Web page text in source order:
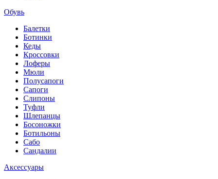
Обувь
Балетки
Ботинки
Кеды
Кроссовки
Лоферы
Мюли
Полусапоги
Сапоги
Слипоны
Туфли
Шлепанцы
Босоножки
Ботильоны
Сабо
Сандалии
Аксессуары